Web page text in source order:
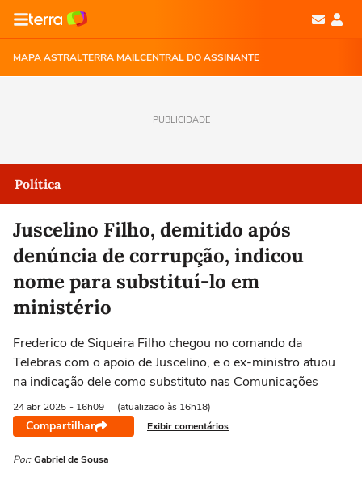
MAPA ASTRALTERRA MAILCENTRAL DO ASSINANTE
PUBLICIDADE
Política
Juscelino Filho, demitido após
denúncia de corrupção, indicou
nome para substituí-lo em
ministério
Frederico de Siqueira Filho chegou no comando da
Telebras com o apoio de Juscelino, e o ex-ministro atuou
na indicação dele como substituto nas Comunicações
24 abr 2025 - 16h09 (atualizado às 16h18)
Compartilhar Exibir comentários
Por: Gabriel de Sousa